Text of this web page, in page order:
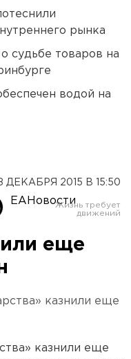
рынка
судьбе товаров на
водой на
ДЕКАБРЯ 2015 В 15:50
ЕАНовости
еще
казнили еще
казнили еще